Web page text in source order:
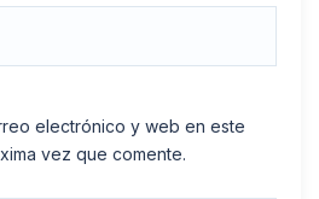
electrónico y web en este
vez que comente.